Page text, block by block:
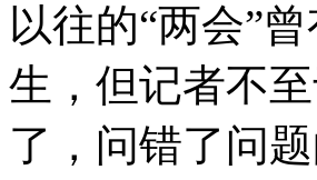
以往的“两会”
生，但记者不
了，问错了问